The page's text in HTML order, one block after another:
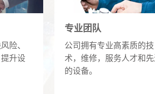
险、
升设
专业团队
公司拥有专业高素质的技
术，维修，服务人才和
的设备。